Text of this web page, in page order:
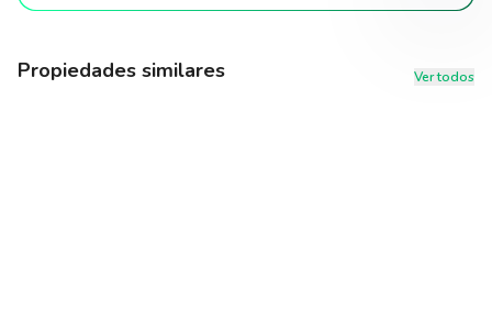
Propiedades similares Ver todos